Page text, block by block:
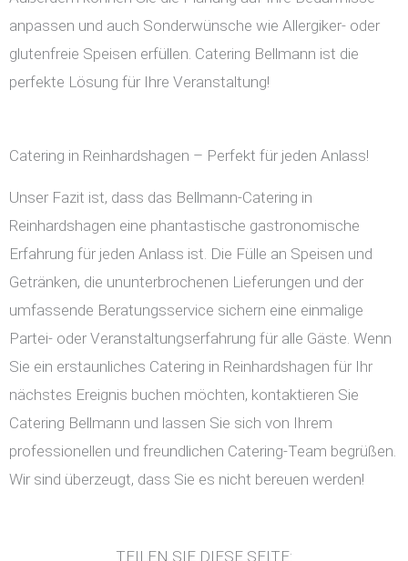
anpassen und auch Sonderwünsche wie Allergiker- oder
glutenfreie Speisen erfüllen. Catering Bellmann ist die
perfekte Lösung für Ihre Veranstaltung!
Catering in Reinhardshagen – Perfekt für jeden Anlass!
Unser Fazit ist, dass das Bellmann-Catering in
Reinhardshagen eine phantastische gastronomische
Erfahrung für jeden Anlass ist. Die Fülle an Speisen und
Getränken, die ununterbrochenen Lieferungen und der
umfassende Beratungsservice sichern eine einmalige
Partei- oder Veranstaltungserfahrung für alle Gäste. Wenn
Sie ein erstaunliches Catering in Reinhardshagen für Ihr
nächstes Ereignis buchen möchten, kontaktieren Sie
Catering Bellmann und lassen Sie sich von Ihrem
professionellen und freundlichen Catering-Team begrüßen.
Wir sind überzeugt, dass Sie es nicht bereuen werden!
TEILEN SIE DIESE SEITE: